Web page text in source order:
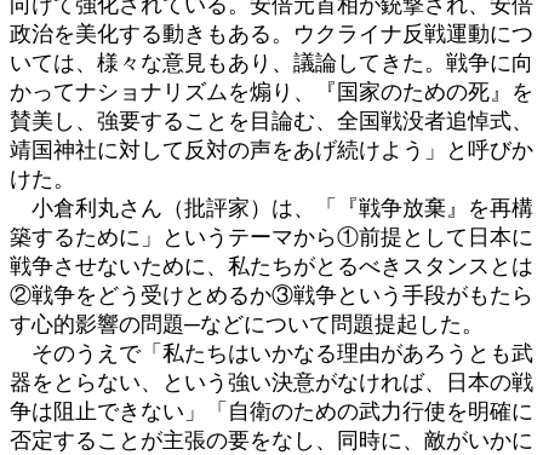
政治を美化する動きもある。ウクライナ反戦運動につ
いては、様々な意見もあり、議論してきた。戦争に向
かってナショナリズムを煽り、『国家のための死』を
賛美し、強要することを目論む、全国戦没者追悼式、
靖国神社に対して反対の声をあげ続けよう」と呼びか
けた。
小倉利丸さん（批評家）は、「『戦争放棄』を再構
築するために」というテーマから①前提として日本に
戦争させないために、私たちがとるべきスタンスとは
②戦争をどう受けとめるか③戦争という手段がもたら
す心的影響の問題─などについて問題提起した。
そのうえで「私たちはいかなる理由があろうとも武
器をとらない、という強い決意がなければ、日本の戦
争は阻止できない」「自衛のための武力行使を明確に
否定することが主張の要をなし、同時に、敵がいかに